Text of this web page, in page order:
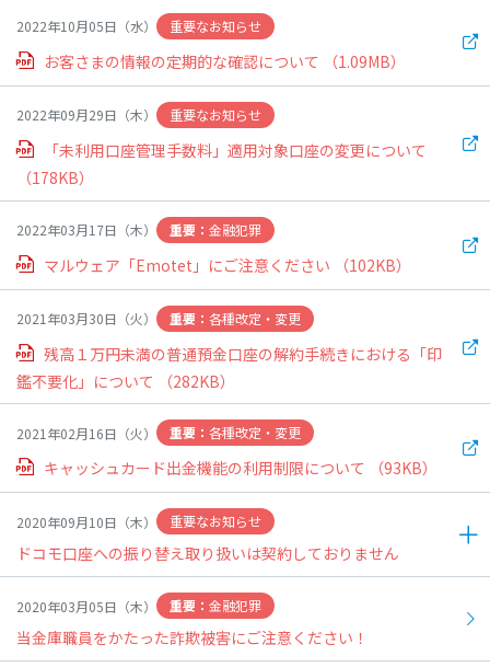
一覧へ
閉じる
2022年10月05日（水） 重要なお知らせ
お客さまの情報の定期的な確認について （1.09MB）
2022年09月29日（木） 重要なお知らせ
「未利用口座管理手数料」適用対象口座の変更について
（178KB）
2022年03月17日（木） 金融犯罪
マルウェア「Emotet」にご注意ください （102KB）
2021年03月30日（火） 各種改定・変更
残高１万円未満の普通預金口座の解約手続きにおける「印
鑑不要化」について
（282KB）
2021年02月16日（火） 各種改定・変更
キャッシュカード出金機能の利用制限について （93KB）
2020年09月10日（木） 重要なお知らせ
ドコモ口座への振り替え取り扱いは契約しておりません
当金庫は、ドコモ口座への振り替え取り扱いは契約しておりませ
んのでお知らせいたします。
2020年03月05日（木） 金融犯罪
当金庫職員をかたった詐欺被害にご注意ください！